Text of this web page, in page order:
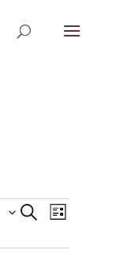
Recherche
navigation
Recherche
de
vues
Liste